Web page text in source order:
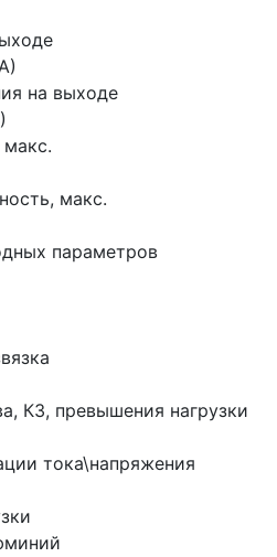
на выходе
макс.
параметров
КЗ, превышения нагрузки
тока\напряжения